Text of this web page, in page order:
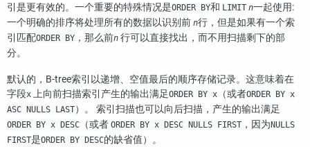
引是更有效的。一个重要的特殊情况是ORDER BY和 LIMIT n一起使用:
一个明确的排序将处理所有的数据以识别前 n行，但是如果有一个索
引匹配ORDER BY ，那么前n 行可以直接找出，而不用扫描剩下的部
分。
默认的，B-tree索引以递增、空值最后的顺序存储记录。这意味着在
字段x 上向前扫描索引产生的输出满足ORDER BY x （或者ORDER BY x
ASC NULLS LAST）。 索引扫描也可以向后扫描，产生的输出满足
ORDER BY x DESC （或者 ORDER BY x DESC NULLS FIRST ，因为 NULLS
FIRST是ORDER BY DESC的缺省值）。